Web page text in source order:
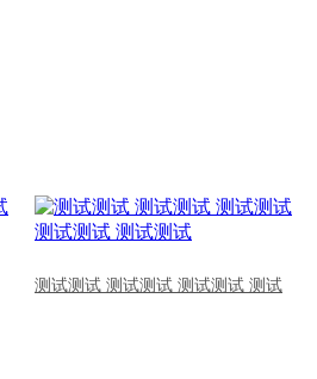
测试测试 测试测试 测试测试 测试